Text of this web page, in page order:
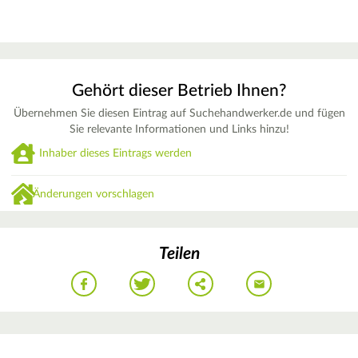
Gehört dieser Betrieb Ihnen?
Übernehmen Sie diesen Eintrag auf Suchehandwerker.de und fügen
Sie relevante Informationen und Links hinzu!
Inhaber dieses Eintrags werden
Änderungen vorschlagen
Teilen